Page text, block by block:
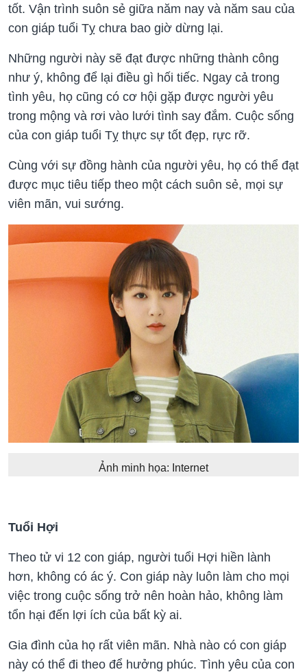
tốt. Vận trình suôn sẻ giữa năm nay và năm sau của
con giáp tuổi Tỵ chưa bao giờ dừng lại.
Những người này sẽ đạt được những thành công
như ý, không để lại điều gì hối tiếc. Ngay cả trong
tình yêu, họ cũng có cơ hội gặp được người yêu
trong mộng và rơi vào lưới tình say đắm. Cuộc sống
của con giáp tuổi Tỵ thực sự tốt đẹp, rực rỡ.
Cùng với sự đồng hành của người yêu, họ có thể đạt
được mục tiêu tiếp theo một cách suôn sẻ, mọi sự
viên mãn, vui sướng.
Ảnh minh họa: Internet
Tuổi Hợi
Theo tử vi 12 con giáp, người tuổi Hợi hiền lành
hơn, không có ác ý. Con giáp này luôn làm cho mọi
việc trong cuộc sống trở nên hoàn hảo, không làm
tổn hại đến lợi ích của bất kỳ ai.
Gia đình của họ rất viên mãn. Nhà nào có con giáp
này có thể đi theo để hưởng phúc. Tình yêu của con